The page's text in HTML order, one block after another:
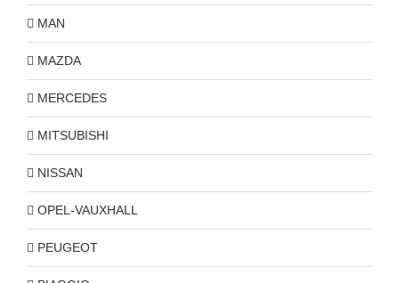
MAN
MAZDA
MERCEDES
MITSUBISHI
NISSAN
OPEL-VAUXHALL
PEUGEOT